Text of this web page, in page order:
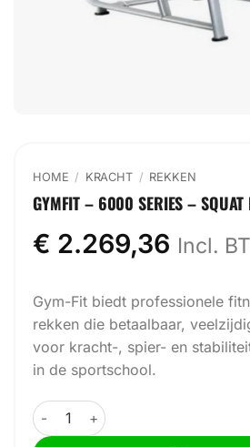
HOME / KRACHT / REKKEN
GYMFIT – 6000 SERIES – SQUAT
€ 2.269,36 Incl.
Gym-Fit biedt professionele
rekken die betaalbaar,
voor kracht-, spier- en
in de sportschool.
GymFit - 6000 Series - Squat Rack